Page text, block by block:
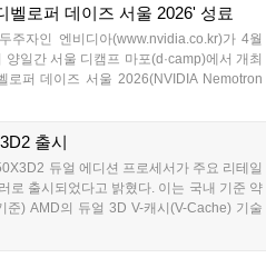
전용 패스포트와 항공권을 가지고 선호하
에서 스탬프 미션을 수행할 수 있다....
벨로퍼 데이즈 서울 2026' 성료
주자인 엔비디아(www.nvidia.co.kr)가 4월
일간 서울 디캠프 마포(d·camp)에서 개최
로퍼 데이즈 서울 2026(NVIDIA Nemotron
이 국내 AI 개발자들의 뜨거운 관심 속에
성장을 지원하고 글로벌 소버린 AI 생태계
됐다. 현장에는 국내 AI 개발자, 연구자, 산
엔비디아 네모트론 팀과 직접 소통하며 모델
대한 최신 기술 트렌드와 인사이트를 공유
출시
듀얼 에디션 프로세서가 주요 리테일
로 출시되었다고 밝혔다. 이는 국내 기준 약
준) AMD의 듀얼 3D V-캐시(V-Cache) 기술
톱 프로세서인 9950X3D2는 복잡하고 지